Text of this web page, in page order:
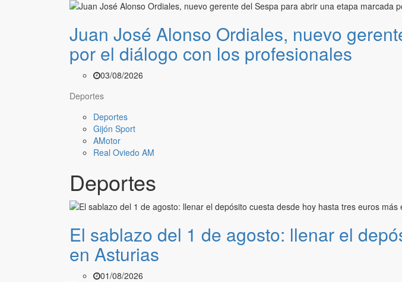
Juan José Alonso Ordiales, nuevo
por el diálogo con los profesionales
03/08/2026
Deportes
Deportes
Gijón Sport
AMotor
Real Oviedo AM
Deportes
El sablazo del 1 de agosto: llenar el
en Asturias
01/08/2026